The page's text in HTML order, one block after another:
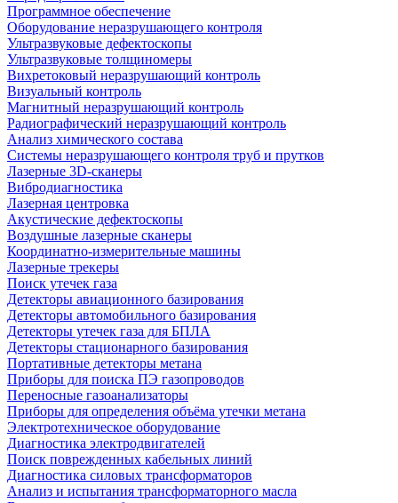
Программное обеспечение
Оборудование неразрушающего контроля
Ультразвуковые дефектоскопы
Ультразвуковые толщиномеры
Вихретоковый неразрушающий контроль
Визуальный контроль
Магнитный неразрушающий контроль
Радиографический неразрушающий контроль
Анализ химического состава
Системы неразрушающего контроля труб и прутков
Лазерные 3D-сканеры
Вибродиагностика
Лазерная центровка
Акустические дефектоскопы
Воздушные лазерные сканеры
Координатно-измерительные машины
Лазерные трекеры
Поиск утечек газа
Детекторы авиационного базирования
Детекторы автомобильного базирования
Детекторы утечек газа для БПЛА
Детекторы стационарного базирования
Портативные детекторы метана
Приборы для поиска ПЭ газопроводов
Переносные газоанализаторы
Приборы для определения объёма утечки метана
Электротехническое оборудование
Диагностика электродвигателей
Поиск поврежденных кабельных линий
Диагностика силовых трансформаторов
Анализ и испытания трансформаторного масла